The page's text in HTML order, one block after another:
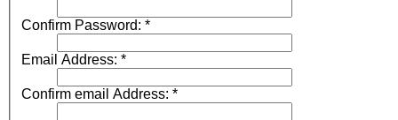
Confirm Password: *
Email Address: *
Confirm email Address: *